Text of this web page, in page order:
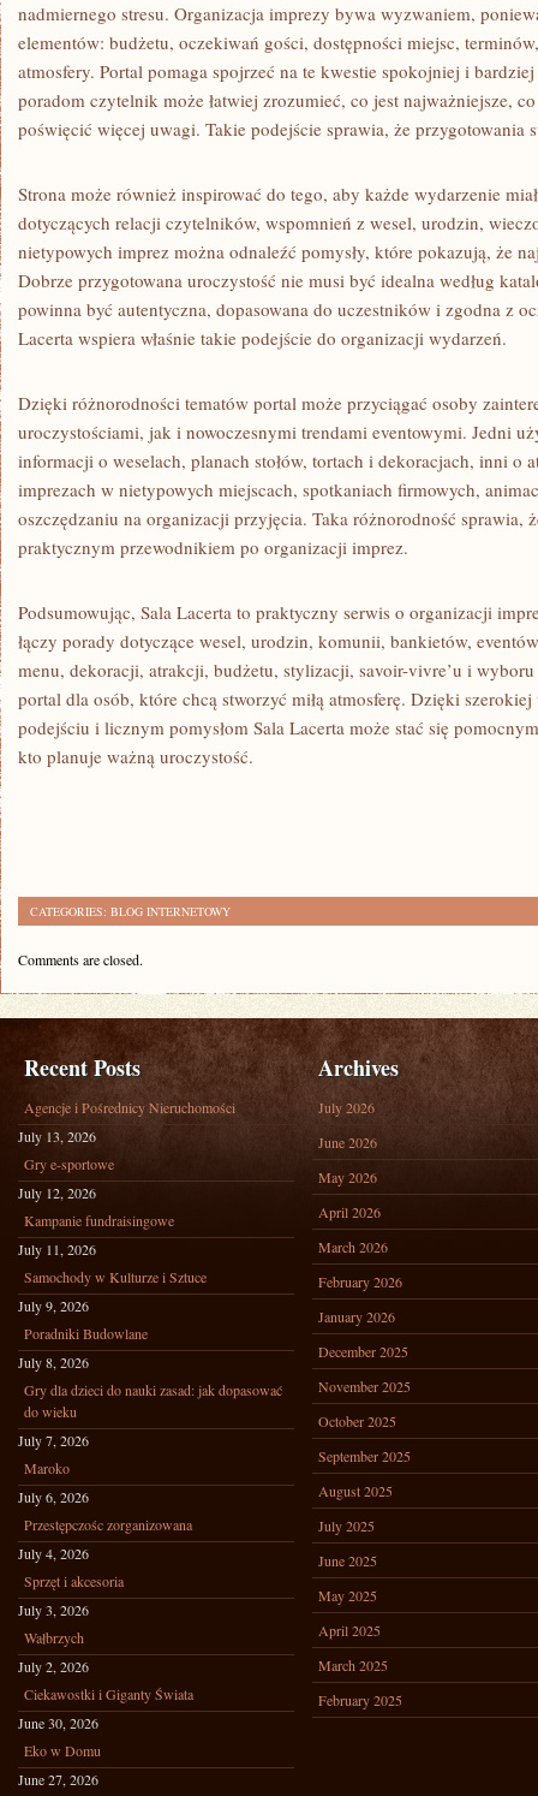
nadmiernego stresu. Organizacja imprezy bywa wyzwaniem,
elementów: budżetu, oczekiwań gości, dostępności miejsc,
atmosfery. Portal pomaga spojrzeć na te kwestie spokojniej i
poradom czytelnik może łatwiej zrozumieć, co jest najważniejsze,
poświęcić więcej uwagi. Takie podejście sprawia, że przygotowania
Strona może również inspirować do tego, aby każde wydarzenie
dotyczących relacji czytelników, wspomnień z wesel, urodzin,
nietypowych imprez można odnaleźć pomysły, które pokazują, że
Dobrze przygotowana uroczystość nie musi być idealna według
powinna być autentyczna, dopasowana do uczestników i zgodna z
Lacerta wspiera właśnie takie podejście do organizacji wydarzeń.
Dzięki różnorodności tematów portal może przyciągać osoby
uroczystościami, jak i nowoczesnymi trendami eventowymi. Jedni
informacji o weselach, planach stołów, tortach i dekoracjach, inni o
imprezach w nietypowych miejscach, spotkaniach firmowych,
oszczędzaniu na organizacji przyjęcia. Taka różnorodność sprawia,
praktycznym przewodnikiem po organizacji imprez.
Podsumowując, Sala Lacerta to praktyczny serwis o organizacji
łączy porady dotyczące wesel, urodzin, komunii, bankietów,
menu, dekoracji, atrakcji, budżetu, stylizacji, savoir-vivre’u i
portal dla osób, które chcą stworzyć miłą atmosferę. Dzięki
podejściu i licznym pomysłom Sala Lacerta może stać się
kto planuje ważną uroczystość.
CATEGORIES: BLOG INTERNETOWY
Comments are closed.
Recent Posts
Agencje i Pośrednicy Nieruchomości
July 13, 2026
Gry e-sportowe
July 12, 2026
Kampanie fundraisingowe
July 11, 2026
Samochody w Kulturze i Sztuce
July 9, 2026
Poradniki Budowlane
July 8, 2026
Gry dla dzieci do nauki zasad: jak dopasować
do wieku
July 7, 2026
Maroko
July 6, 2026
Przestępczośc zorganizowana
July 4, 2026
Sprzęt i akcesoria
July 3, 2026
Wałbrzych
July 2, 2026
Ciekawostki i Giganty Świata
June 30, 2026
Eko w Domu
June 27, 2026
Archives
July 2026
June 2026
May 2026
April 2026
March 2026
February 2026
January 2026
December 2025
November 2025
October 2025
September 2025
August 2025
July 2025
June 2025
May 2025
April 2025
March 2025
February 2025